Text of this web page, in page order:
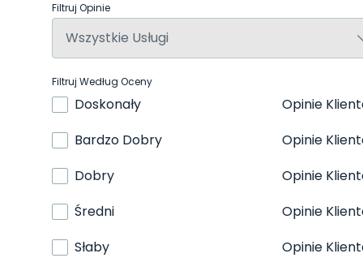
Filtruj Opinie
Filtruj Według Oceny
Doskonały
Opinie
Bardzo Dobry
Opinie
Dobry
Opinie
Średni
Opinie
Słaby
Opinie